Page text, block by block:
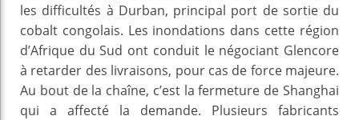
les difficultés à Durban, principal port de sortie du
cobalt congolais. Les inondations dans cette région
d’Afrique du Sud ont conduit le négociant Glencore
à retarder des livraisons, pour cas de force majeure.
Au bout de la chaîne, c’est la fermeture de Shanghai
qui a affecté la demande. Plusieurs fabricants